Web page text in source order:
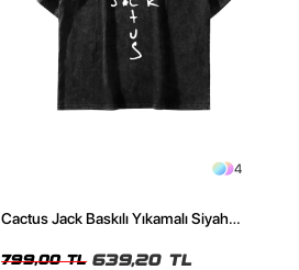
4
Cactus Jack Baskılı Yıkamalı Siyah
799,00 TL 639,20 TL